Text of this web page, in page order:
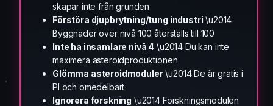
skapar inte från grunden
Förstöra djupbrytning/tung industri \u2014
Byggnader över nivå 100 återställs till 100
Inte ha insamlare nivå 4 \u2014 Du kan inte
maximera asteroidproduktionen
Glömma asteroidmoduler\u2014 De är gratis i
PI och omedelbart
Ignorera forskning \u2014 Forskningsmodulen